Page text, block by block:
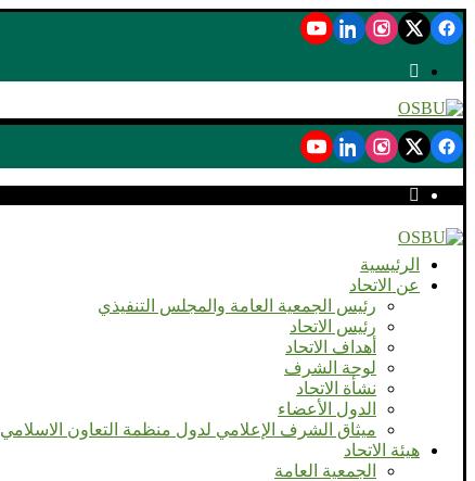
الرئيسية
عن الاتحاد
رئيس الجمعية العامة والمجلس التنفيذي
رئيس الاتحاد
أهداف الاتحاد
لوحة الشرف
نشأة الاتحاد
الدول الأعضاء
ميثاق الشرف الإعلامي لدول منظمة التعاون الاسلامي
هيئة الاتحاد
الجمعية العامة